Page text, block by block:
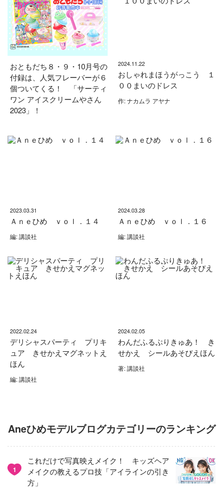
おともだち８・９・10月号の
付録は、人気フレーバーが６
個ついてくる！ 「サーティ
ワン アイスクリームやさん
2023」！
2024.11.22
おしゃれまほうがっこう １
００まいのドレス
作: ナカムラ アヤナ
2023.03.31
Ａｎｅひめ ｖｏｌ．１４
編: 講談社
2024.03.28
Ａｎｅひめ ｖｏｌ．１６
編: 講談社
2022.02.24
デリシャスパーティ プリキ
ュア きせかえマグネットえ
ほん
編: 講談社
2024.02.05
わんだふるぷりきゅあ！ き
せかえ シールあそびえほん
著: 講談社
Aneひめモデルブログカテゴリーのランキング
1
これだけで写真映えメイク！ キッズヘア
メイクの教えるプロ技「アイラインの引き
方」